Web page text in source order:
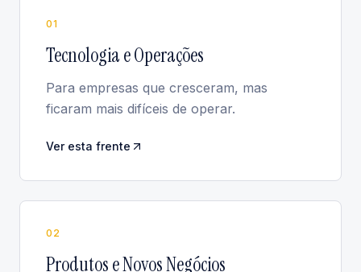
01
Tecnologia e Operações
Para empresas que cresceram, mas
ficaram mais difíceis de operar.
Ver esta frente
0 2
Produtos e Novos Negócios